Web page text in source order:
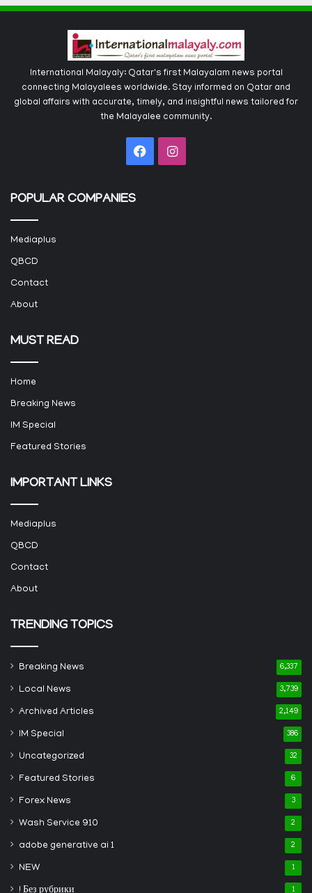
International Malayaly: Qatar's first Malayalam news portal
connecting Malayalees worldwide. Stay informed on Qatar and
global affairs with accurate, timely, and insightful news tailored for
the Malayalee community.
FacebookInstagram
POPULAR COMPANIES
Mediaplus
QBCD
Contact
About
MUST READ
Home
Breaking News
IM Special
Featured Stories
IMPORTANT LINKS
Mediaplus
QBCD
Contact
About
TRENDING TOPICS
Breaking News 6,337
Local News 3,739
Archived Articles 2,149
IM Special 386
Uncategorized 32
Featured Stories 6
Forex News 3
Wash Service 910 2
adobe generative ai 1 2
NEW 1
! Без рубрики 1